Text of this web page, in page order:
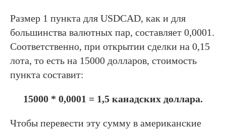
Размер 1 пункта для USDCAD, как и для
большинства валютных пар, составляет 0,0001.
Соответственно, при открытии сделки на 0,15
лота, то есть на 15000 долларов, стоимость
пункта составит:
15000 * 0,0001 = 1,5 канадских доллара.
Чтобы перевести эту сумму в американские